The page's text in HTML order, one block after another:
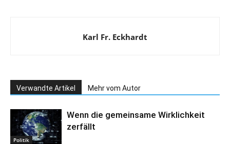
Karl Fr. Eckhardt
Verwandte Artikel Mehr vom Autor
Politik
Wenn die gemeinsame Wirklichkeit
zerfällt